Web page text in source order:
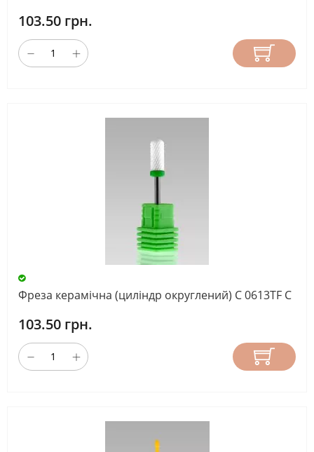
103.50 грн.
Фреза керамічна (циліндр округлений) С 0613TF С
103.50 грн.